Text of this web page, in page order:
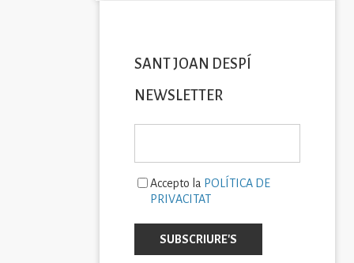
SANT JOAN DESPÍ
NEWSLETTER
Accepto la POLÍTICA DE
PRIVACITAT